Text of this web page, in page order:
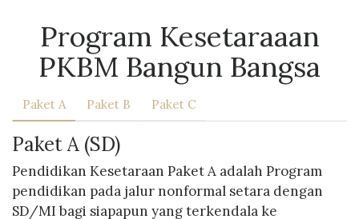
Program Kesetaraaan
PKBM Bangun Bangsa
Paket A Paket B Paket C
Paket A (SD)
Pendidikan Kesetaraan Paket A adalah Program
pendidikan pada jalur nonformal setara dengan
SD/MI bagi siapapun yang terkendala ke